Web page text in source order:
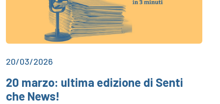
20/03/2026
20 marzo: ultima edizione di Senti
che News!